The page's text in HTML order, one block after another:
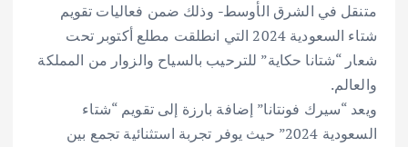
متنقل في الشرق الأوسط- وذلك ضمن فعاليات تقويم
شتاء السعودية 2024 التي انطلقت مطلع أكتوبر تحت
شعار “شتانا حكاية” للترحيب بالسياح والزوار من المملكة
والعالم.
ويعد “سيرك فونتانا” إضافة بارزة إلى تقويم “شتاء
السعودية 2024” حيث يوفر تجربة استثنائية تجمع بين